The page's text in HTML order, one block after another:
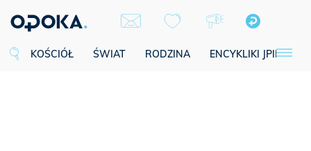
KOŚCIÓŁ ŚWIAT RODZINA ENCYKLIKI JPII